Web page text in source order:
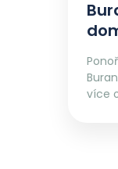
více